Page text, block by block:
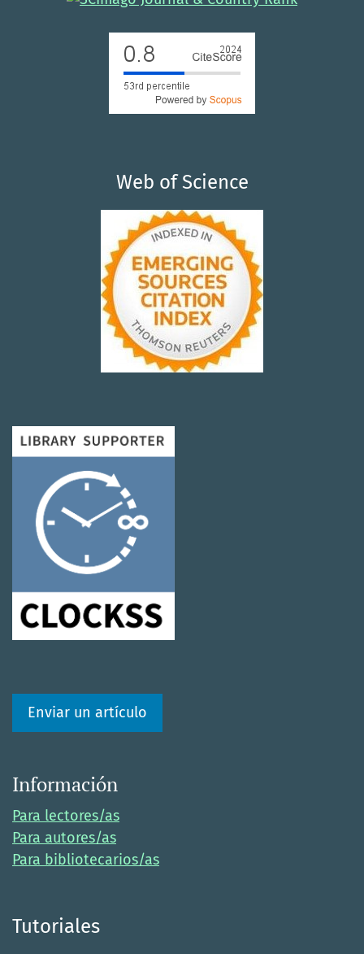
Web of Science
Enviar un artículo
Información
Para lectores/as
Para autores/as
Para bibliotecarios/as
Tutoriales